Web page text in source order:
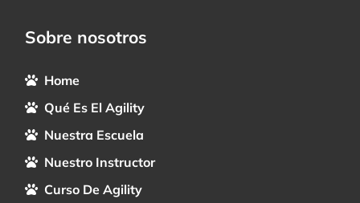
Sobre nosotros
Home
Qué Es El Agility
Nuestra Escuela
Nuestro Instructor
Curso De Agility